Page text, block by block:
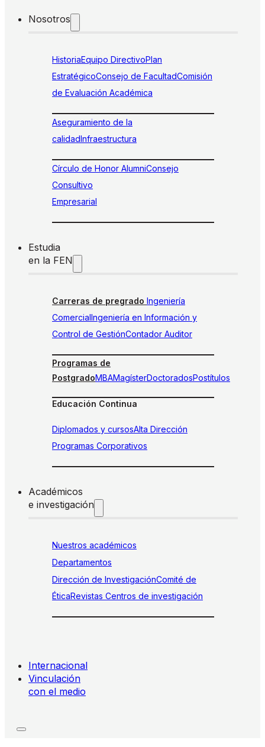
Nosotros
HistoriaEquipo DirectivoPlan
EstratégicoConsejo de FacultadComisión
de Evaluación Académica
Aseguramiento de la
calidadInfraestructura
Círculo de Honor AlumniConsejo
Consultivo
Empresarial
Estudia
en la FEN
Carreras de pregrado Ingeniería
ComercialIngeniería en Información y
Control de GestiónContador Auditor
Programas de
PostgradoMBAMagísterDoctoradosPostítulos
Educación Continua
Diplomados y cursosAlta Dirección
Programas Corporativos
Académicos
e investigación
Nuestros académicos
Departamentos
Dirección de InvestigaciónComité de
ÉticaRevistas Centros de investigación
Internacional
Vinculación
con el medio